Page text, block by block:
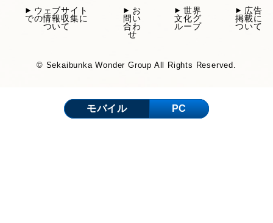
ウェブサイト
での情報収集に
ついて
お
問い
合わ
せ
世界
文化グ
ループ
広告
掲載に
ついて
© Sekaibunka Wonder Group All Rights Reserved.
モバイル PC